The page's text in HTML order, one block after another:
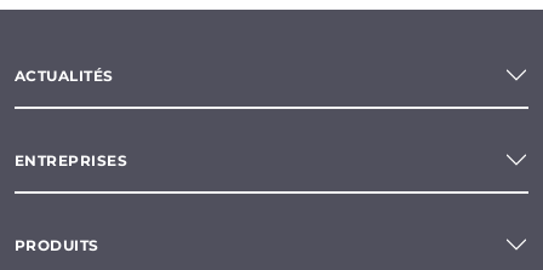
ACTUALITÉS
ENTREPRISES
PRODUITS